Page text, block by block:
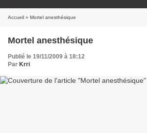
Accueil » Mortel anesthésique
Mortel anesthésique
Publié le 19/11/2009 à 18:12
Par Krri